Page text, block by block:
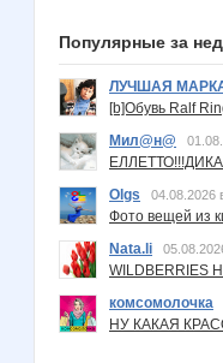
Популярные за
ЛУЧШАЯ
[b]Обувь Ralf
Мил@н@
Olgs
04.08.2026
Фото вещей из
Nata.li
комсомолочка
НУ КАКАЯ